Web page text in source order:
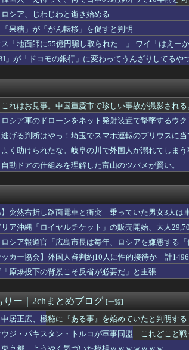
、2回にダイヤモンドバックス・アレナドに第17号ソ
に『ある事』を始めていたと判明する・・・
らケロット柄が2回出たのにハズレてた…流石にヤ
を破り完全勝利宣言
ガチのマジでおわるｗｗｗ【エアコン】
ウクライナ機に爆発物搭載ドローン接近→空港職員
笑虎がNELLマットレスをガチレビュー！皆担とニ
パー堀さん、高須幹弥に医学的に詰められてガチ切
者さん、泣いてしまう
ばか。役立たず。給料泥棒」って囁かれた結果ｗｗ
員、熊本地震被災地で冷感ポンチョ配布 → 被災民の
ン).276 6本33点OPS.724 0失策←こいつ...
ク降りる事を決意する………
熊本地震被災者支援策が物議！海外ファン「神対応
万円つぎ込んだ税務署職員、3億3400万円しか回収で
てるんだが…
旅行でダブルベッドを予約してしまう⇒ｗｗｗｗｗ
ロシア、じわじわと逝き始める
「果糖」が「がん転移」を促すと判明
「地面師に55億円騙し取られた…」 ワイ「はえー
」が「ドコモの銀行」に変わってうんざりしてるや
これはお見事。中国重慶市で珍しい事故が撮影される
ロシア軍のドローンをネット発射装置で撃墜するウク
逃げる判断はやっ！埼玉でスマホ運転のプリウスに当
よく助けられたな。岐阜の川で外国人が溺れてしまう
自動ドアの仕組みを理解した富山のツバメが賢い。
】突然右折し路面電車と衝突 乗っていた男女3人は
ア沖縄「ロイヤルチケット」の販売開始、大人
ロシア報道官「広島市長は毎年、ロシアを嫌悪する
ッカー協会】外国人審判約10人に性的接待か 計
原爆投下の背景こそ反省が必要だ」と主張
りー｜2chまとめブログ [一覧]
中居正広、極秘に『ある事』を始めていたと判明する
ウジ・パキスタン・トルコが軍事同盟…これどこと戦